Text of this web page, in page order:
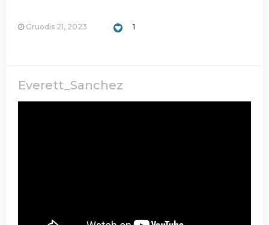
Gruodis 21, 2023 1
Everett_Sanchez